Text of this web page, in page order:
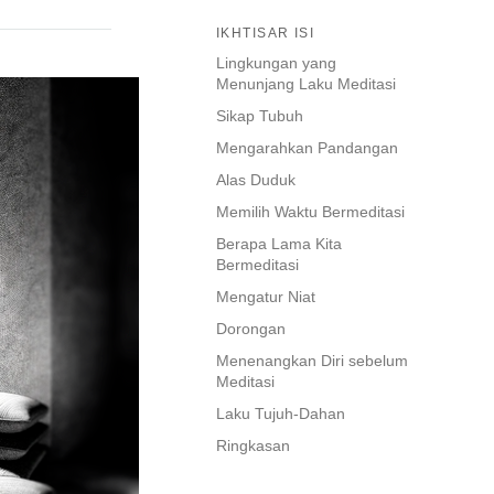
IKHTISAR ISI
Lingkungan yang
Menunjang Laku Meditasi
Sikap Tubuh
Mengarahkan Pandangan
Alas Duduk
Memilih Waktu Bermeditasi
Berapa Lama Kita
Bermeditasi
Mengatur Niat
Dorongan
Menenangkan Diri sebelum
Meditasi
Laku Tujuh-Dahan
Ringkasan